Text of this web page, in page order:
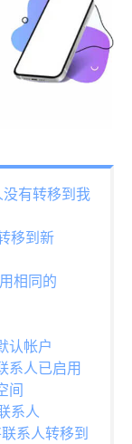
有转移到我
移到新
相同的
认帐户
系人已启用
间
系人
系人转移到